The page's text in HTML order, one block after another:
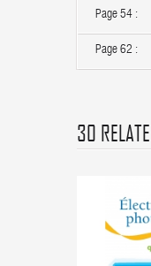
Page 54 :
Page 62 :
30